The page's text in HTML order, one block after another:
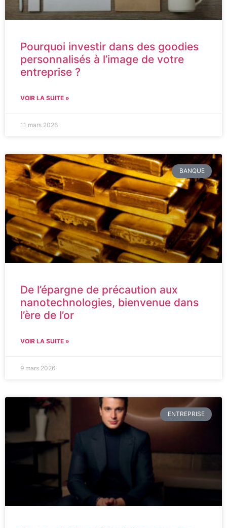
Pourquoi investir dans des goodies
personnalisés à l’image de votre
entreprise ?
VOIR LA SUITE »
11 mars 2026
BANQUE
De l’épargne de précaution aux
nanotechnologies, bienvenue dans
l’ère de l’or
VOIR LA SUITE »
9 mars 2026
ENTREPRISE